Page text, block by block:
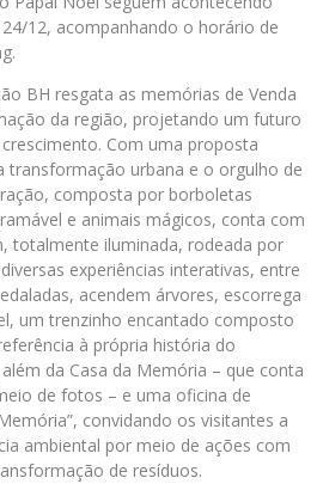
12, acompanhando o horário de
BH resgata as memórias de Venda
da região, projetando um futuro
Com uma proposta
transformação urbana e o orgulho de
composta por borboletas
e animais mágicos, conta com
totalmente iluminada, rodeada por
experiências interativas, entre
acendem árvores, escorrega
um trenzinho encantado composto
à própria história do
da Casa da Memória – que conta
de fotos – e uma oficina de
convidando os visitantes a
ambiental por meio de ações com
de resíduos.